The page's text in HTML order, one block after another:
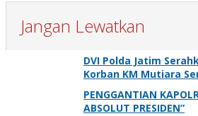
Jangan Lewatkan
DVI Polda Jatim
Korban KM Mutiara
PENGGANTIAN KAPOLRI
ABSOLUT PRESIDEN”